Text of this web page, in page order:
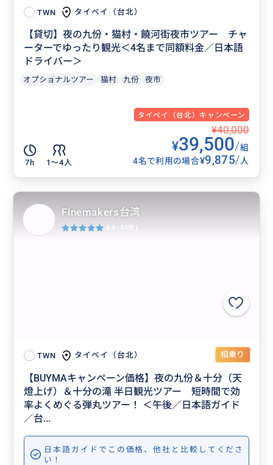
TWN タイペイ（台北）
【貸切】夜の九份・猫村・饒河街夜市ツアー チャ
ーターでゆったり観光＜4名まで同額料金／日本語
ドライバー＞
オプショナルツアー 猫村 九份 夜市
タイペイ（台北）キャンペーン
7h 1〜4人
¥40,000
¥39,500/組
4名で利用の場合¥9,875/人
TWN タイペイ（台北） 相乗り
【BUYMAキャンペーン価格】夜の九份＆十分（天
燈上げ）＆十分の滝 半日観光ツアー 短時間で効
率よくめぐる弾丸ツアー！ ＜午後／日本語ガイド
／台...
日本語ガイドでこの価格、他社と比較してくださ
い！
Finemakers台湾
4.9 (45件)